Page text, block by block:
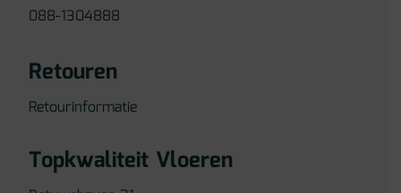
088-1304888
Retouren
Retourinformatie
Topkwaliteit Vloeren